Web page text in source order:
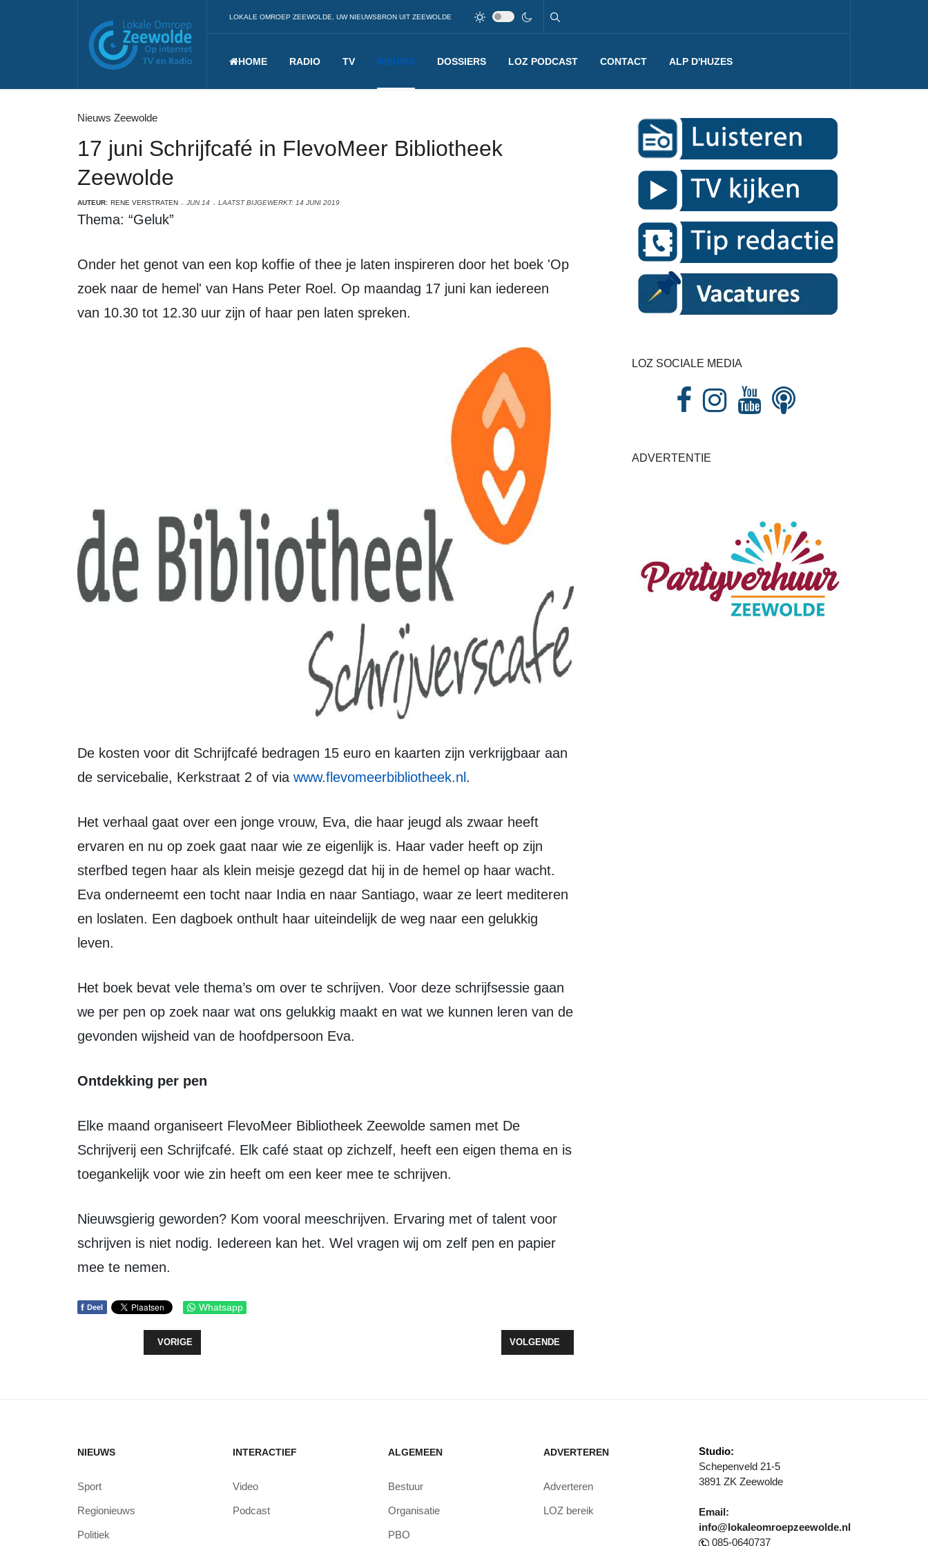
LOKALE OMROEP ZEEWOLDE, UW NIEUWSBRON UIT ZEEWOLDE
HOME RADIO TV NIEUWS DOSSIERS LOZ PODCAST CONTACT ALP D'HUZES
Nieuws Zeewolde
17 juni Schrijfcafé in FlevoMeer Bibliotheek
Zeewolde
AUTEUR: RENE VERSTRATEN JUN 14 LAATST BIJGEWERKT: 14 JUNI 2019
Thema: “Geluk”
Onder het genot van een kop koffie of thee je laten inspireren door het boek 'Op
zoek naar de hemel' van Hans Peter Roel. Op maandag 17 juni kan iedereen
van 10.30 tot 12.30 uur zijn of haar pen laten spreken.
De kosten voor dit Schrijfcafé bedragen 15 euro en kaarten zijn verkrijgbaar aan
de servicebalie, Kerkstraat 2 of via www.flevomeerbibliotheek.nl .
Het verhaal gaat over een jonge vrouw, Eva, die haar jeugd als zwaar heeft
ervaren en nu op zoek gaat naar wie ze eigenlijk is. Haar vader heeft op zijn
sterfbed tegen haar als klein meisje gezegd dat hij in de hemel op haar wacht.
Eva onderneemt een tocht naar India en naar Santiago, waar ze leert mediteren
en loslaten. Een dagboek onthult haar uiteindelijk de weg naar een gelukkig
leven.
Het boek bevat vele thema’s om over te schrijven. Voor deze schrijfsessie gaan
we per pen op zoek naar wat ons gelukkig maakt en wat we kunnen leren van de
gevonden wijsheid van de hoofdpersoon Eva.
Ontdekking per pen
Elke maand organiseert FlevoMeer Bibliotheek Zeewolde samen met De
Schrijverij een Schrijfcafé. Elk café staat op zichzelf, heeft een eigen thema en is
toegankelijk voor wie zin heeft om een keer mee te schrijven.
Nieuwsgierig geworden? Kom vooral meeschrijven. Ervaring met of talent voor
schrijven is niet nodig. Iedereen kan het. Wel vragen wij om zelf pen en papier
mee te nemen.
f Deel Whatsapp
VORIG ARTIKEL: KONINKLIJKE ONDERSCHEIDING VOOR DE HEER IJZENDOORN
VORIGE VOLGENDE ARTIKEL: VRIJDAG 14 JUNI INFOAVOND ONTWIKKELINGSVOORSPRONG IN
VOLGENDE
LOZ SOCIALE MEDIA
ADVERTENTIE
NIEUWS
Sport
Regionieuws
Politiek
INTERACTIEF
Video
Podcast
ALGEMEEN
Bestuur
Organisatie
PBO
ADVERTEREN
Adverteren
LOZ bereik
Studio:
Schepenveld 21-5
3891 ZK Zeewolde
Email:
info@lokaleomroepzeewolde.nl
085-0640737